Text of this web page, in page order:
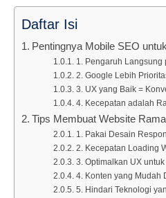
Daftar Isi
Pentingnya Mobile SEO
1. Pengaruh Langsung
2. Google Lebih
3. UX yang Baik =
4. Kecepatan adalah
Tips Membuat Website
1. Pakai Desain
2. Kecepatan Loading
3. Optimalkan UX
4. Konten yang Mudah
5. Hindari Teknologi